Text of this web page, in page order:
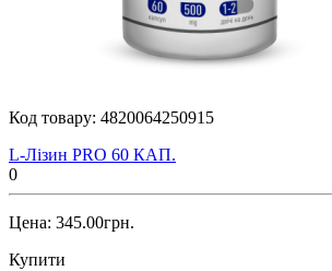
Код товару: 4820064250915
L-Лізин PRO 60 КАП.
0
Цена: 345.00грн.
Купити